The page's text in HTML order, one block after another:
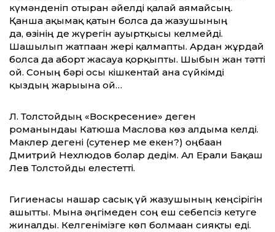
күмәнденіп отырған әйелді қалай аямайсың.
Қанша ақымақ қатын болса да жазушының
да, өзінің де жүрегін ауыртқысы келмейді.
Шашылып жатпаған жері қалмапты. Ардан жұрдай
болса да аборт жасауға қорқыпты. Шыбын жан тәтті
ғой. Соның бәрі осы кішкентай ғана сүйкімді
қыздың жарығына ғой…
Л. Толстойдың «Воскресение» деген
романындағы Катюша Маслова көз алдыма келді.
Маклер дегені (сутенер ме екен?) оңбаған
Дмитрий Нехлюдов болар дедім. Ал Ерғали Бақаш
Лев Толстойды елестетті.
Гигиенасы нашар сасық үй жазушының кеңсірігін
ашытты. Мына әңгімеден соң еш себепсіз кетуге
жиналды. Келгенімізге көп болмаған сияқты еді.